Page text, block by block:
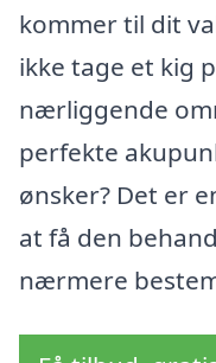
kommer til dit
ikke tage et kig
nærliggende
perfekte
ønsker? Det er
at få den
nærmere